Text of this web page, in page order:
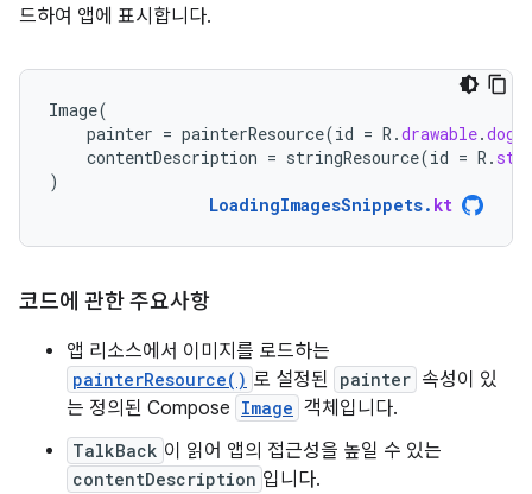
드하여 앱에 표시합니다.
Image(
painter = painterResource(id = R .drawable.dog
contentDescription = stringResource(id = R .
)
LoadingImagesSnippets. kt
코드에 관한 주요사항
앱 리소스에서 이미지를 로드하는
painterResource() 로 설정된 painter 속성이 있
는 정의된 Compose Image 객체입니다.
TalkBack 이 읽어 앱의 접근성을 높일 수 있는
contentDescription 입니다.